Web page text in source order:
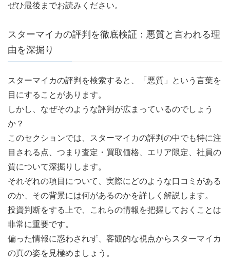
ぜひ最後までお読みください。
スターマイカの評判を徹底検証：悪質と言われる理
由を深掘り
スターマイカの評判を検索すると、「悪質」という言葉を
目にすることがあります。
しかし、なぜそのような評判が広まっているのでしょう
か？
このセクションでは、スターマイカの評判の中でも特に注
目される点、つまり査定・買取価格、エリア限定、社員の
質について深掘りします。
それぞれの項目について、実際にどのような口コミがある
のか、その背景には何があるのかを詳しく解説します。
投資判断をする上で、これらの情報を把握しておくことは
非常に重要です。
偏った情報に惑わされず、客観的な視点からスターマイカ
の真の姿を見極めましょう。